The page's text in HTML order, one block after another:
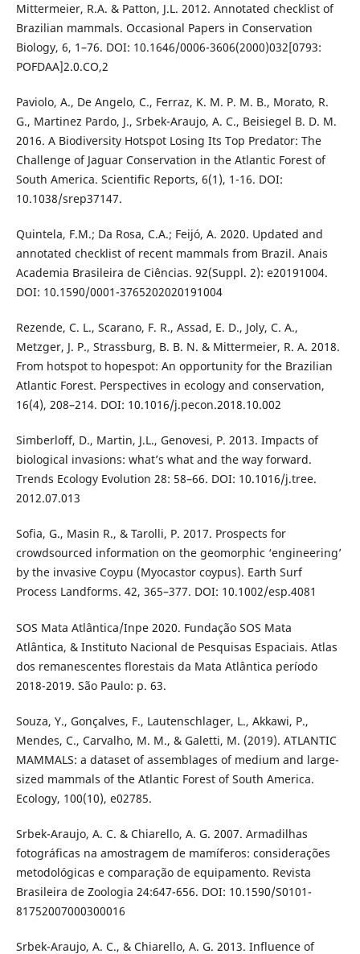
Mittermeier, R.A. & Patton, J.L. 2012. Annotated checklist of
Brazilian mammals. Occasional Papers in Conservation
Biology, 6, 1–76. DOI: 10.1646/0006-3606(2000)032[0793:
POFDAA]2.0.CO,2
Paviolo, A., De Angelo, C., Ferraz, K. M. P. M. B., Morato, R.
G., Martinez Pardo, J., Srbek-Araujo, A. C., Beisiegel B. D. M.
2016. A Biodiversity Hotspot Losing Its Top Predator: The
Challenge of Jaguar Conservation in the Atlantic Forest of
South America. Scientific Reports, 6(1), 1-16. DOI:
10.1038/srep37147.
Quintela, F.M.; Da Rosa, C.A.; Feijó, A. 2020. Updated and
annotated checklist of recent mammals from Brazil. Anais
Academia Brasileira de Ciências. 92(Suppl. 2): e20191004.
DOI: 10.1590/0001-3765202020191004
Rezende, C. L., Scarano, F. R., Assad, E. D., Joly, C. A.,
Metzger, J. P., Strassburg, B. B. N. & Mittermeier, R. A. 2018.
From hotspot to hopespot: An opportunity for the Brazilian
Atlantic Forest. Perspectives in ecology and conservation,
16(4), 208–214. DOI: 10.1016/j.pecon.2018.10.002
Simberloff, D., Martin, J.L., Genovesi, P. 2013. Impacts of
biological invasions: what’s what and the way forward.
Trends Ecology Evolution 28: 58–66. DOI: 10.1016/j.tree.
2012.07.013
Sofia, G., Masin R., & Tarolli, P. 2017. Prospects for
crowdsourced information on the geomorphic ‘engineering’
by the invasive Coypu (Myocastor coypus). Earth Surf
Process Landforms. 42, 365–377. DOI: 10.1002/esp.4081
SOS Mata Atlântica/Inpe 2020. Fundação SOS Mata
Atlântica, & Instituto Nacional de Pesquisas Espaciais. Atlas
dos remanescentes florestais da Mata Atlântica período
2018-2019. São Paulo: p. 63.
Souza, Y., Gonçalves, F., Lautenschlager, L., Akkawi, P.,
Mendes, C., Carvalho, M. M., & Galetti, M. (2019). ATLANTIC
MAMMALS: a dataset of assemblages of medium and large-
sized mammals of the Atlantic Forest of South America.
Ecology, 100(10), e02785.
Srbek-Araujo, A. C. & Chiarello, A. G. 2007. Armadilhas
fotográficas na amostragem de mamíferos: considerações
metodológicas e comparação de equipamento. Revista
Brasileira de Zoologia 24:647-656. DOI: 10.1590/S0101-
81752007000300016
Srbek-Araujo, A. C., & Chiarello, A. G. 2013. Influence of